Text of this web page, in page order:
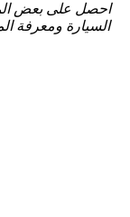
السيارة ومعرفة